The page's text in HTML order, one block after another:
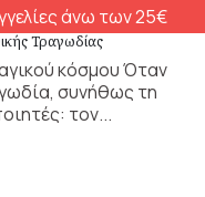
άνω των 25€
Τραγωδίας
κόσμου Όταν
συνήθως τη
τον...